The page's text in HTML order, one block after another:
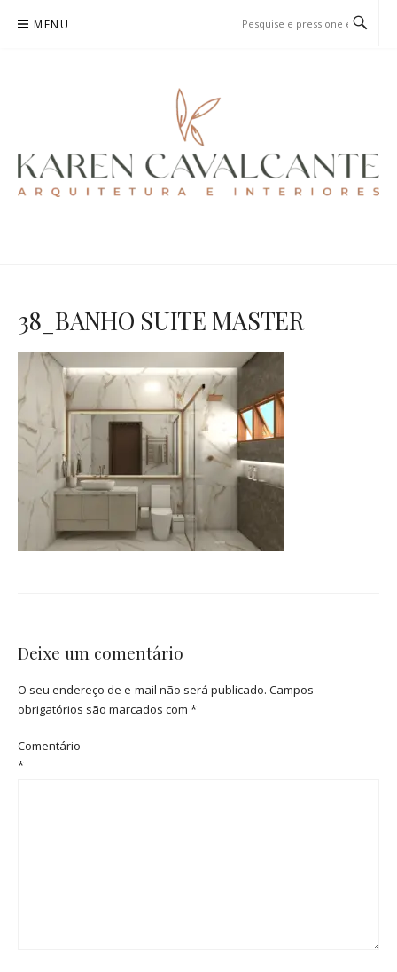
para
MENU
38_BANHO SUITE MASTER
Deixe um comentário
O seu endereço de e-mail não será publicado. Campos
obrigatórios são marcados com *
Comentário
*